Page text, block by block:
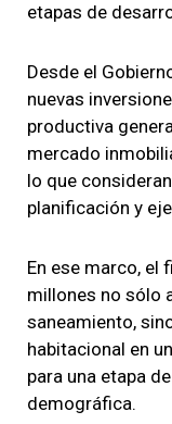
etapas de
Desde el
nuevas
productiva
mercado
lo que
planificación y
En ese marco, el
millones no sólo
saneamiento,
habitacional en
para una etapa
demográfica.